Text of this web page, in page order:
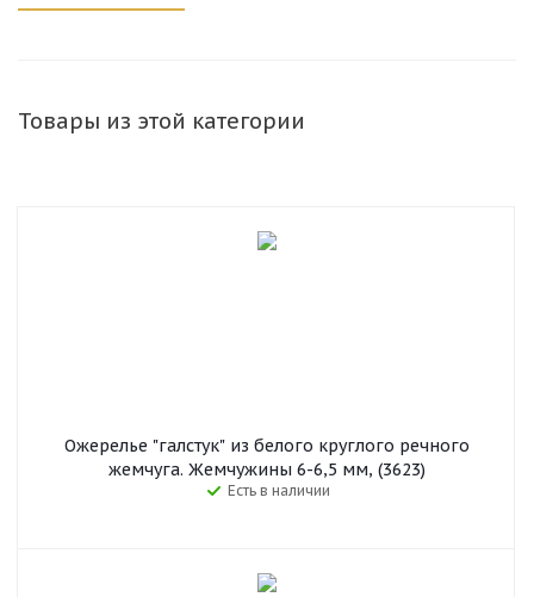
Товары из этой категории
Ожерелье "галстук" из белого круглого речного
жемчуга. Жемчужины 6-6,5 мм, (3623)
Есть в наличии